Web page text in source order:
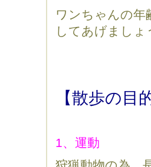
ワンちゃんの年
してあげましょ
【散歩の目
1、運動